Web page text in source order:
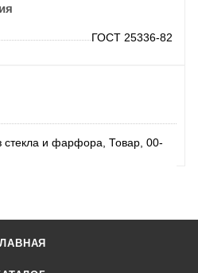
ГОСТ 25336-82
стекла и фарфора, Товар, 00-